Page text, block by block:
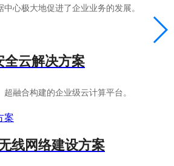
中心极大地促进了企业业务的发展。
全云解决方案
超融合构建的企业级云计算平台。
线网络建设方案